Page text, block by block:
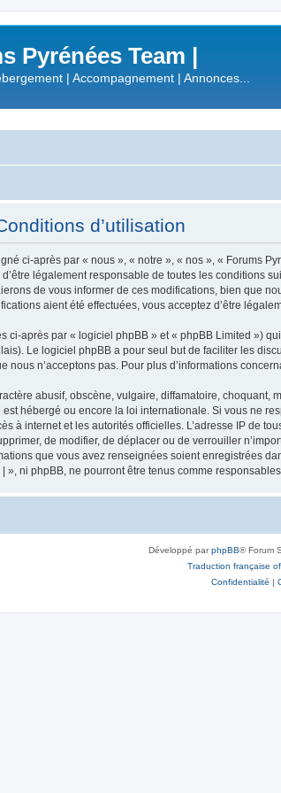
Pyrénées Team |
| Accompagnement | Annonces...
d’utilisation
ci-après par « nous », « notre », « nos », « Forums
légalement responsable de toutes les conditions
de vous informer de ces modifications, bien que
aient été effectuées, vous acceptez d’être
ci-après par « logiciel phpBB » et « phpBB Limited »)
Le logiciel phpBB a pour seul but de faciliter les
nous n’acceptons pas. Pour plus d’informations
abusif, obscène, vulgaire, diffamatoire,
hébergé ou encore la loi internationale. Si vous ne
à internet et les autorités officielles. L’adresse IP de
de modifier, de déplacer ou de verrouiller
que vous avez renseignées soient enregistrées
», ni phpBB, ne pourront être tenus comme
Développé parphpBB® Forum
Traduction française
Confidentialité |